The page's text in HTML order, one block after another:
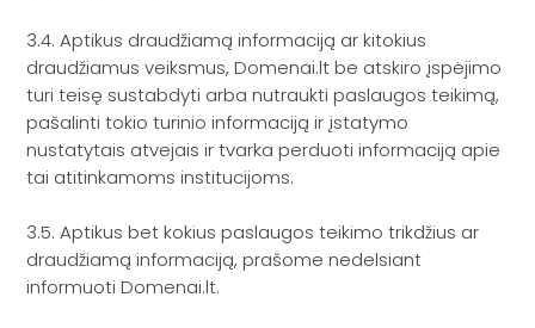
3.4. Aptikus draudžiamą informaciją ar kitokius
draudžiamus veiksmus, Domenai.lt be atskiro įspėjimo
turi teisę sustabdyti arba nutraukti paslaugos teikimą,
pašalinti tokio turinio informaciją ir įstatymo
nustatytais atvejais ir tvarka perduoti informaciją apie
tai atitinkamoms institucijoms.
3.5. Aptikus bet kokius paslaugos teikimo trikdžius ar
draudžiamą informaciją, prašome nedelsiant
informuoti Domenai.lt.